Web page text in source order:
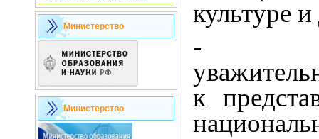
Министерство
Министерство
культуре
-
к